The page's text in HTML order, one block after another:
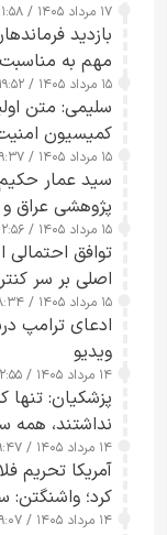
۱۷ مرداد ۱۴۰۵ / ۱۱:۵۸
بازدید
مهم به مناسبت
تقویت امنیت و
۱۵ مرداد ۱۴۰۵ / ۱۹:۵۲
سلیمی: متن
کمیسیون
۱۵ مرداد ۱۴۰۵ / ۱۹:۳۷
سید عمار
پژوهشی عراق
۱۵ مرداد ۱۴۰۵ / ۱۲:۵۶
توافق احتمالی
اصلی بر سر
۱۵ مرداد ۱۴۰۵ / ۰۸:۳۴
ادعای ترامپ
ویدیو
۱۴ مرداد ۱۴۰۵ / ۲۲:۵۵
پزشکیان: تنها
نداشتند،
۱۴ مرداد ۱۴۰۵ / ۱۹:۴۷
آمریکا تحریم
کرد؛ واشنگتن:
۱۴ مرداد ۱۴۰۵ / ۱۹:۰۷